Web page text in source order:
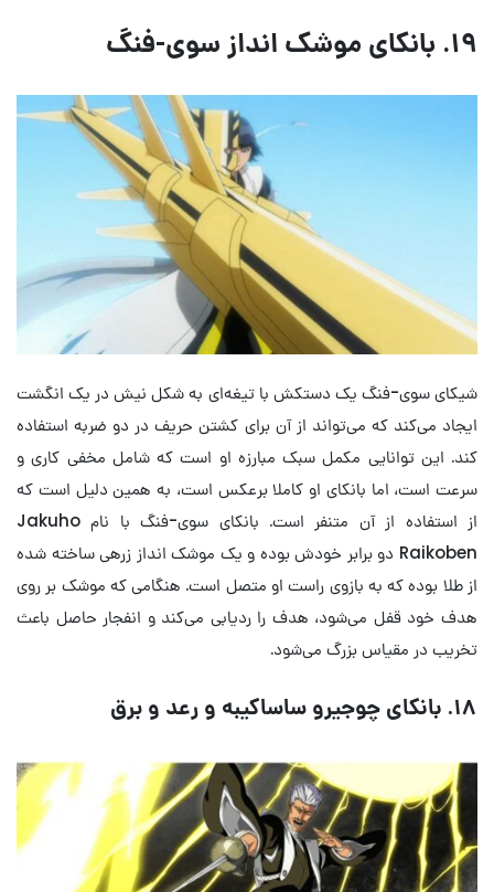
۱۹. بانکای موشک انداز سوی-فنگ
شیکای سوی-فنگ یک دستکش با تیغه‌ای به شکل نیش در یک انگشت
ایجاد می‌کند که می‌تواند از آن برای کشتن حریف در دو ضربه استفاده
کند. این توانایی مکمل سبک مبارزه او است که شامل مخفی کاری و
سرعت است، اما بانکای او کاملا برعکس است، به همین دلیل است که
از استفاده از آن متنفر است. بانکای سوی-فنگ با نام Jakuho
Raikoben دو برابر خودش بوده و یک موشک انداز زرهی ساخته شده
از طلا بوده که به بازوی راست او متصل است. هنگامی که موشک بر روی
هدف خود قفل می‌شود، هدف را ردیابی می‌کند و انفجار حاصل باعث
تخریب در مقیاس بزرگ می‌شود.
۱۸. بانکای چوجیرو ساساکیبه و رعد و برق